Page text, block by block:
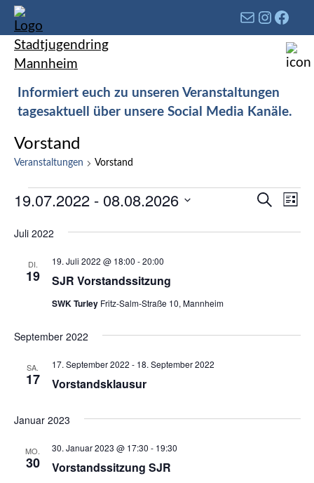
Informiert euch zu unseren Veranstaltungen
tagesaktuell über unsere Social Media Kanäle.
Vorstand
Veranstaltungen Vorstand
und
Suche
Liste
19.07.2022 - 08.08.2026
wählen.
Juli 2022
DI.
19 SJR Vorstandssitzung
19. Juli 2022 @ 18:00 -20:00
SWK Turley Fritz-Salm-Straße 10, Mannheim
September 2022
SA.
17 Vorstandsklausur
17. September 2022 - 18. September 2022
Januar 2023
MO.
30 Vorstandssitzung SJR
30. Januar 2023 @ 17:30 - 19:30